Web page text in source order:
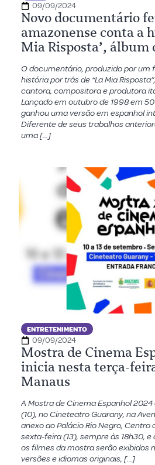
09/09/2024
Novo documentário
amazonense conta a
Mia Risposta’, álbum
O documentário, produzido por um
história por trás de “La Mia
cantora, compositora e produtora
Lançado em outubro de 1998 em
ganhou uma versão em espanhol
Diferente de seus trabalhos
uma […]
ENTRETENIMENTO
09/09/2024
Mostra de Cinema
inicia nesta terça-
Manaus
A Mostra de Cinema Espanhol
(10), no Cineteatro Guarany, na
anexo ao Palácio Rio Negro, Centro
sexta-feira (13), sempre às 18h30,
os filmes da mostra serão exibidos
versões e idiomas originais, […]